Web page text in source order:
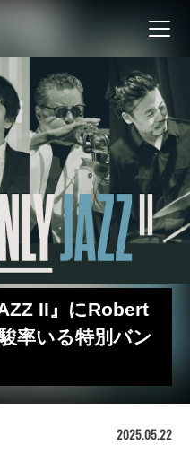
II』にRobert
率いる特別バン
2025.05.22